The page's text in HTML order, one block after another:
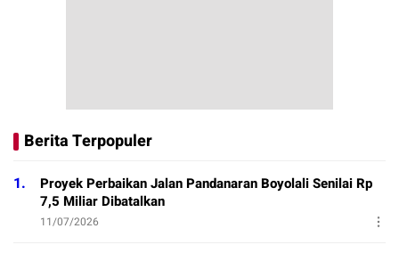
Berita Terpopuler
1.
Proyek Perbaikan Jalan Pandanaran Boyolali Senilai Rp
7,5 Miliar Dibatalkan
11/07/2026